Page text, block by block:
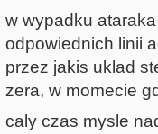
w wypadku
odpowiednich linii
przez jakis uklad
zera, w momecie
caly czas mysle